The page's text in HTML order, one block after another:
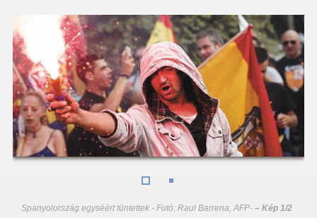
Spanyolország egyséért tüntettek - Fotó: Raul Barrena, AFP-– Kép 1/2